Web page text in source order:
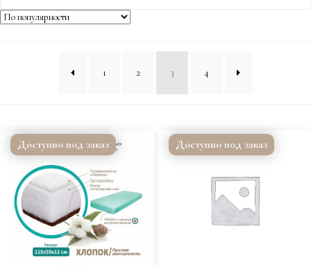
1 2 3 4
Доступно под заказ Доступно под заказ